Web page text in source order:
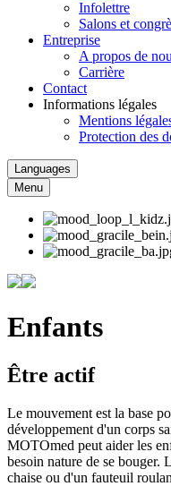
Infolettre
Salons et
Entreprise
A propos de
Carrière
Contact
Informations légales
Mentions
Protection des
Languages
Menu
Enfants
Être actif
Le mouvement est la base
développement d'un corps
MOTOmed peut aider les
besoin nature de se bouger.
chaise ou d'un fauteuil